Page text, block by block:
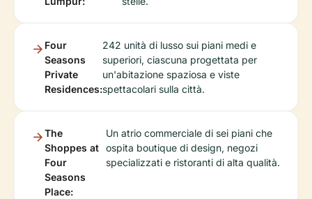
Four
Seasons
Private
Residences:
242 unità di lusso sui piani medi e
superiori, ciascuna progettata per
un'abitazione spaziosa e viste
spettacolari sulla città.
The
Shoppes at
Four
Seasons
Place:
Un atrio commerciale di sei piani che
ospita boutique di design, negozi
specializzati e ristoranti di alta qualità.